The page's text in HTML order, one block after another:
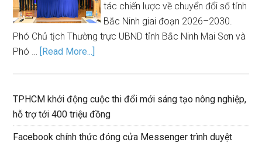
tác chiến lược về chuyển đổi số tỉnh
Bắc Ninh giai đoạn 2026–2030.
Phó Chủ tịch Thường trực UBND tỉnh Bắc Ninh Mai Sơn và
Phó … [Read More...]
TPHCM khởi động cuộc thi đổi mới sáng tạo nông nghiệp,
hỗ trợ tới 400 triệu đồng
Facebook chính thức đóng cửa Messenger trình duyệt